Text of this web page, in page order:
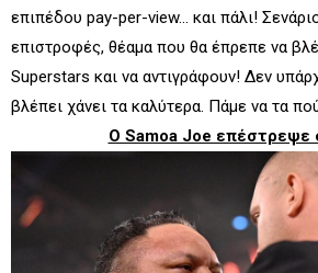
επιπέδου pay-per-view... και πάλι!
επιστροφές, θέαμα που θα έπρεπε να
Superstars και να αντιγράφουν! Δεν
βλέπει χάνει τα καλύτερα. Πάμε να τα
Ο Samoa Joe επέστρεψε